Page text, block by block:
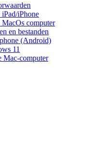
iPad/iPhone
MacOs computer
en bestanden
(Android)
11
Mac-computer